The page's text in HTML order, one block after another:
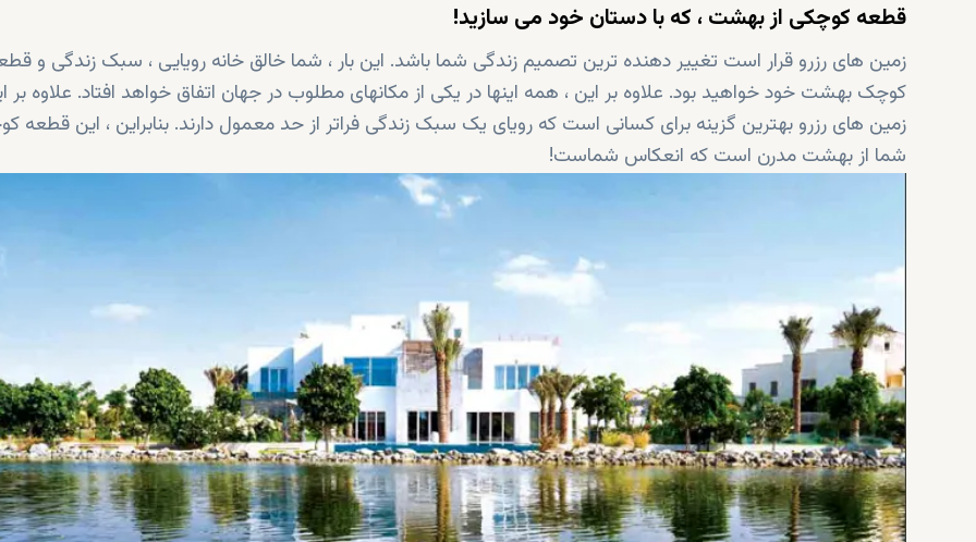
قطعه کوچکی از بهشت ، ​​که با دستان خود می سازید!
زمین های رزرو قرار است تغییر دهنده ترین تصمیم زندگی شما باشد. این بار ، شما خالق خانه رویایی ، سبک زندگی و
کوچک بهشت ​​خود خواهید بود. علاوه بر این ، همه اینها در یکی از مکانهای مطلوب در جهان اتفاق خواهد افتاد. علاوه بر
زمین های رزرو بهترین گزینه برای کسانی است که رویای یک سبک زندگی فراتر از حد معمول دارند. بنابراین ، این قطعه
شما از بهشت ​​مدرن است که انعکاس شماست!